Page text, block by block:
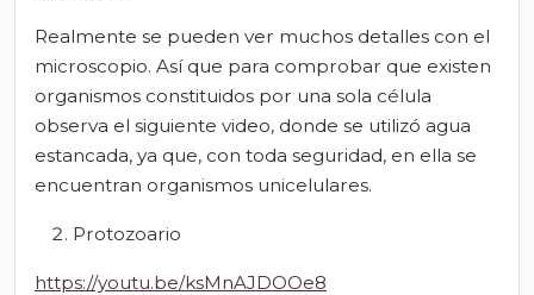
Realmente se pueden ver muchos detalles con el
microscopio. Así que para comprobar que existen
organismos constituidos por una sola célula
observa el siguiente video, donde se utilizó agua
estancada, ya que, con toda seguridad, en ella se
encuentran organismos unicelulares.
Protozoario
https://youtu.be/ksMnAJDOOe8